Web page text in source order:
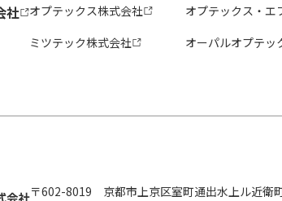
社 オプテックス株式会社 オプテックス・エ
ミツテック株式会社
オーパルオプテッ
〒602-8019 京都市上京区室町通出水上ル近衛